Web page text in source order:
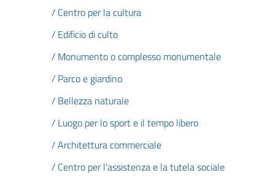
/ Centro per la cultura
/ Edificio di culto
/ Monumento o complesso monumentale
/ Parco e giardino
/ Bellezza naturale
/ Luogo per lo sport e il tempo libero
/ Architettura commerciale
/ Centro per l'assistenza e la tutela sociale